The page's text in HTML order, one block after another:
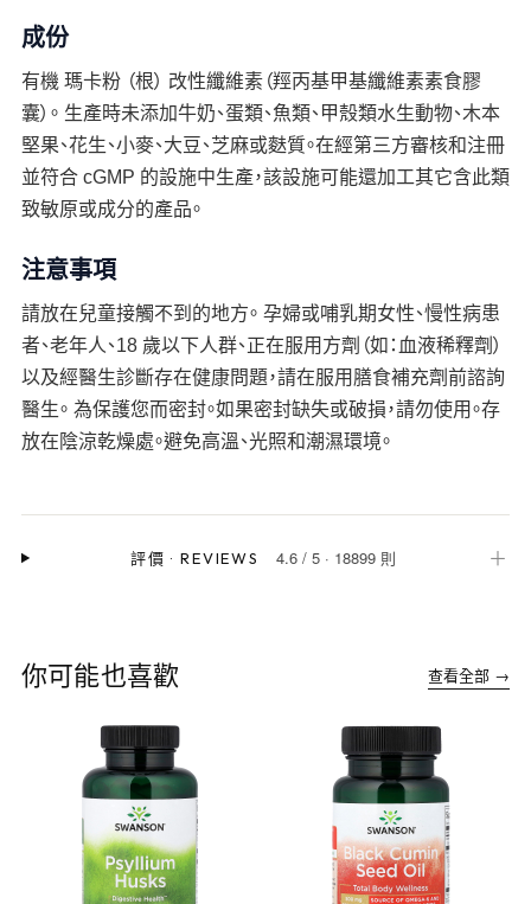
成份
有機 瑪卡粉 （根） 改性纖維素（羥丙基甲基纖維素素食膠
囊）。 生產時未添加牛奶、蛋類、魚類、甲殼類水生動物、木本
堅果、花生、小麥、大豆、芝麻或麩質。在經第三方審核和注冊
並符合 cGMP 的設施中生產，該設施可能還加工其它含此類
致敏原或成分的產品。
注意事項
請放在兒童接觸不到的地方。 孕婦或哺乳期女性、慢性病患
者、老年人、18 歲以下人群、正在服用方劑（如：血液稀釋劑）
以及經醫生診斷存在健康問題，請在服用膳食補充劑前諮詢
醫生。 為保護您而密封。如果密封缺失或破損，請勿使用。存
放在陰涼乾燥處。避免高溫、光照和潮濕環境。
評價 ·REVIEWS 4.6/ 5· 18899 則 ＋
你可能也喜歡 查看全部 →